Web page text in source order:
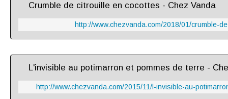
Crumble de citrouille en cocottes - Chez Vanda
http://www.chezvanda.com/2018/01/crumble-
L'invisible au potimarron et pommes de terre -
http://www.chezvanda.com/2015/11/l-invisible-au-